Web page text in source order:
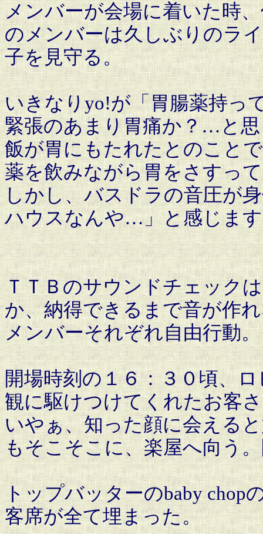
メンバーが会場に着いた時
のメンバーは久しぶりのラ
子を見守る。
いきなりyo!が「胃腸薬持っ
緊張のあまり胃痛か？…と
飯が胃にもたれたとのこと
薬を飲みながら胃をさすっ
しかし、バスドラの音圧が
ハウスなんや…」と感じま
ＴＴＢのサウンドチェック
か、納得できるまで音が作
メンバーそれぞれ自由行動。
開場時刻の１６：３０頃、
観に駆けつけてくれたお客
いやぁ、知った顔に会える
もそこそこに、楽屋へ向う
トップバッターのbaby chop
客席が全て埋まった。